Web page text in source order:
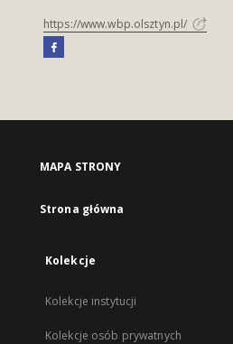
https://www.wbp.olsztyn.pl/
MAPA STRONY
Strona główna
Kolekcje
Kolekcje instytucji
Kolekcje osób prywatnych